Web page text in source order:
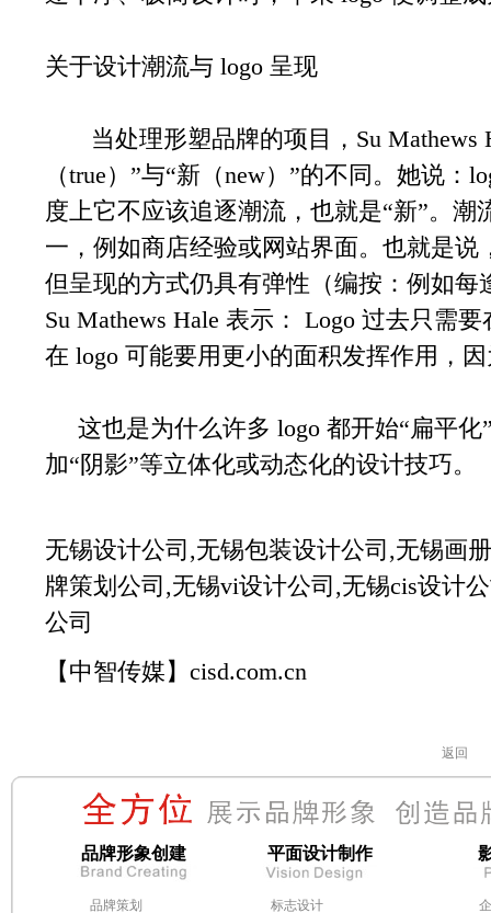
关于设计潮流与 logo 呈现
当处理形塑品牌的项目，Su Mathews
（true）”与“新（new）”的不同。她说
度上它不应该追逐潮流，也就是“新”。
一，例如商店经验或网站界面。也就是
但呈现的方式仍具有弹性（编按：例如每
Su Mathews Hale 表示： Logo 过去只需
在 logo 可能要用更小的面积发挥作用，
这也是为什么许多 logo 都开始“扁平化
加“阴影”等立体化或动态化的设计技巧。
无锡设计公司,无锡包装设计公司,无锡画
牌策划公司,无锡vi设计公司,无锡cis设计
公司
【中智传媒】cisd.com.cn
返回
品牌形象创建 平面设计制作
品牌策划 标志设计